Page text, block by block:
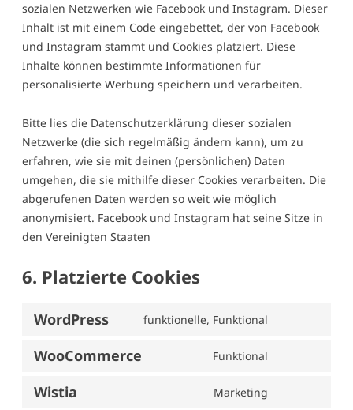
sozialen Netzwerken wie Facebook und Instagram. Dieser
Inhalt ist mit einem Code eingebettet, der von Facebook
und Instagram stammt und Cookies platziert. Diese
Inhalte können bestimmte Informationen für
personalisierte Werbung speichern und verarbeiten.
Bitte lies die Datenschutzerklärung dieser sozialen
Netzwerke (die sich regelmäßig ändern kann), um zu
erfahren, wie sie mit deinen (persönlichen) Daten
umgehen, die sie mithilfe dieser Cookies verarbeiten. Die
abgerufenen Daten werden so weit wie möglich
anonymisiert. Facebook und Instagram hat seine Sitze in
den Vereinigten Staaten
6. Platzierte Cookies
WordPress funktionelle, Funktional
WooCommerce Funktional
Wistia Marketing